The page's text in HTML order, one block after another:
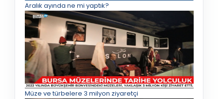
Aralık ayında ne mi yaptık?
Müze ve türbelere 3 milyon ziyaretçi